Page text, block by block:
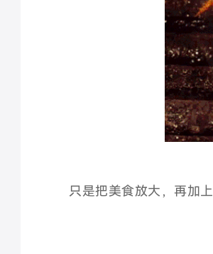
只是把美食放大，再加